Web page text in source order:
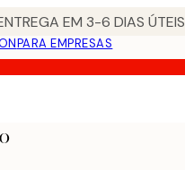
EM 3-6 DIAS ÚTEIS
PARA EMPRESAS